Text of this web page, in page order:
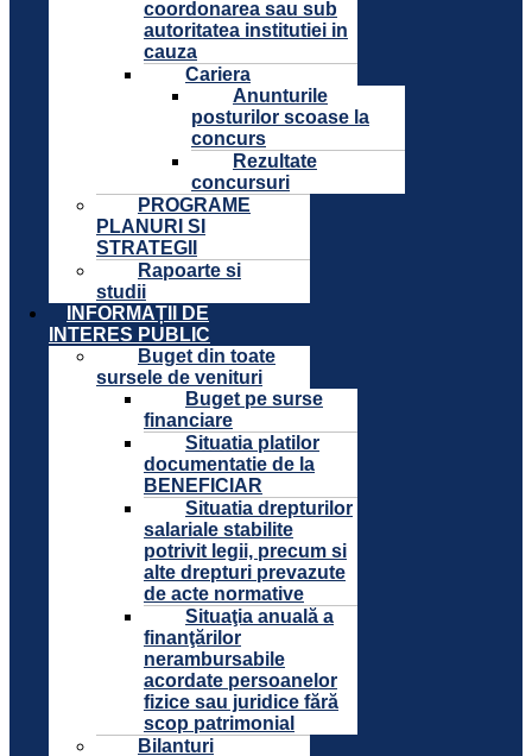
coordonarea sau sub
autoritatea institutiei in
cauza
Cariera
Anunturile
posturilor scoase la
concurs
Rezultate
concursuri
PROGRAME
PLANURI SI
STRATEGII
Rapoarte si
studii
INFORMAȚII DE
INTERES PUBLIC
Buget din toate
sursele de venituri
Buget pe surse
financiare
Situatia platilor
documentatie de la
BENEFICIAR
Situatia drepturilor
salariale stabilite
potrivit legii, precum si
alte drepturi prevazute
de acte normative
Situaţia anuală a
finanţărilor
nerambursabile
acordate persoanelor
fizice sau juridice fără
scop patrimonial
Bilanturi